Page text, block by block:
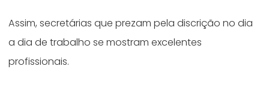
Assim, secretárias que prezam pela discrição no dia
a dia de trabalho se mostram excelentes
profissionais.